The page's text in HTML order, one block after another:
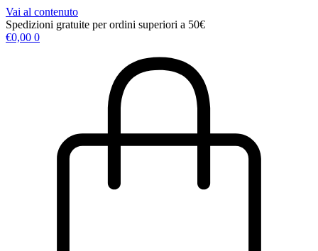
Vai al contenuto
Spedizioni gratuite per ordini superiori a 50€
€0,00 0